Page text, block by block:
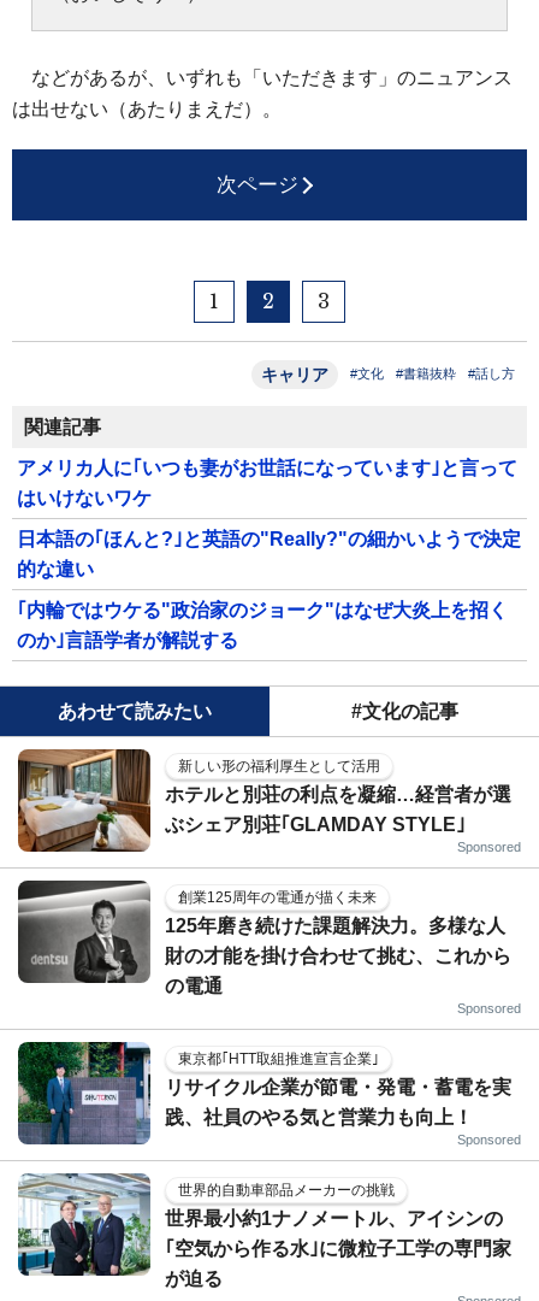
などがあるが、いずれも「いただきます」のニュアンス
は出せない（あたりまえだ）。
次ページ
1 2 3
キャリア #文化 #書籍抜粋 #話し方
関連記事
アメリカ人に｢いつも妻がお世話になっています｣と言って
はいけないワケ
日本語の｢ほんと?｣と英語の"Really?"の細かいようで決定
的な違い
｢内輪ではウケる"政治家のジョーク"はなぜ大炎上を招く
のか｣言語学者が解説する
あわせて読みたい #文化の記事
新しい形の福利厚生として活用
ホテルと別荘の利点を凝縮…経営者が選
ぶシェア別荘｢GLAMDAY STYLE｣
Sponsored
創業125周年の電通が描く未来
125年磨き続けた課題解決力。多様な人
財の才能を掛け合わせて挑む、これから
の電通
Sponsored
東京都｢HTT取組推進宣言企業｣
リサイクル企業が節電・発電・蓄電を実
践、社員のやる気と営業力も向上！
Sponsored
世界的自動車部品メーカーの挑戦
世界最小約1ナノメートル、アイシンの
｢空気から作る水｣に微粒子工学の専門家
が迫る